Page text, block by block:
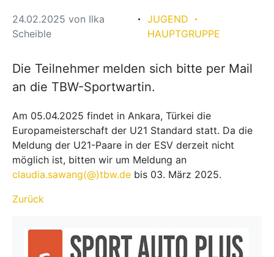
24.02.2025 von Ilka
Scheible
JUGEND
HAUPTGRUPPE
Die Teilnehmer melden sich bitte per Mail
an die TBW-Sportwartin.
Am 05.04.2025 findet in Ankara, Türkei die
Europameisterschaft der U21 Standard statt. Da die
Meldung der U21-Paare in der ESV derzeit nicht
möglich ist, bitten wir um Meldung an
claudia.sawang(@)tbw.de bis 03. März 2025.
Zurück